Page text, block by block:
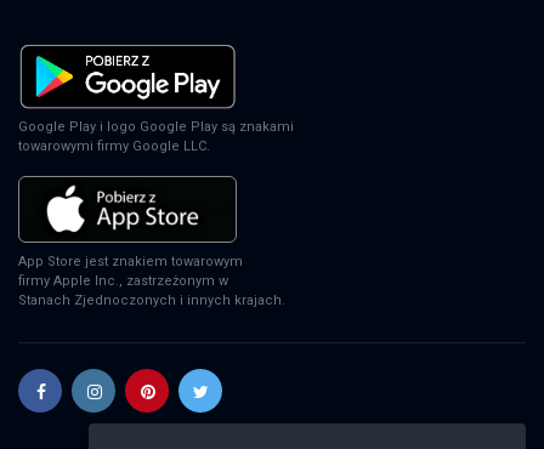
Google Play i logo Google Play są znakami
towarowymi firmy Google LLC.
App Store jest znakiem towarowym
firmy Apple Inc., zastrzeżonym w
Stanach Zjednoczonych i innych krajach.